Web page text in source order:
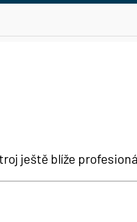
ještě blíže